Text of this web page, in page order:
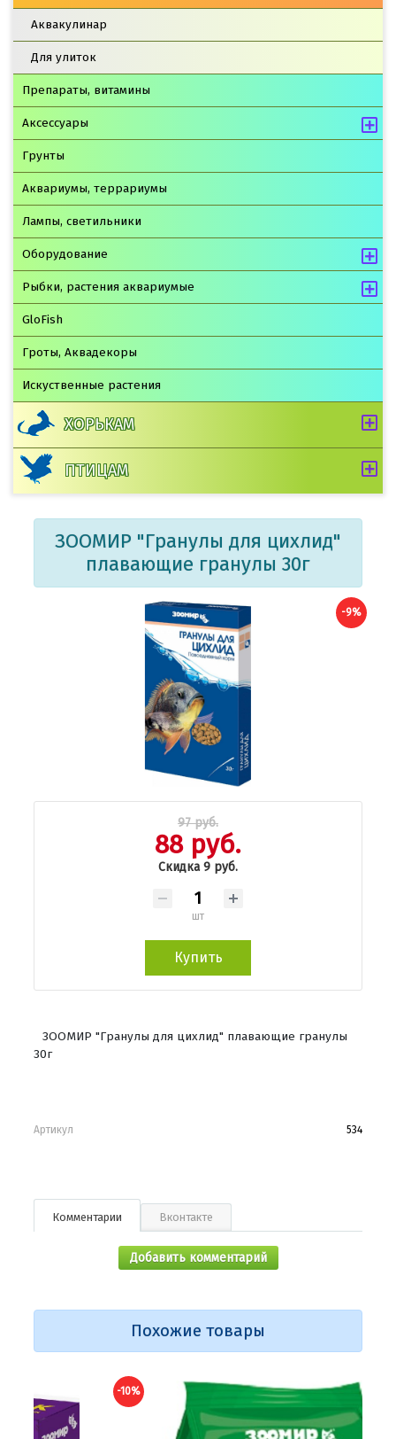
Аквакулинар
Для улиток
Препараты, витамины
Аксессуары
Грунты
Аквариумы, террариумы
Лампы, светильники
Оборудование
Рыбки, растения аквариумые
GloFish
Гроты, Аквадекоры
Искуственные растения
ХОРЬКАМ
ПТИЦАМ
ЗООМИР "Гранулы для цихлид"
плавающие гранулы 30г
-9%
97 руб.
88 руб.
Скидка 9 руб.
шт
Купить
ЗООМИР "Гранулы для цихлид" плавающие гранулы
30г
Артикул 534
Комментарии Вконтакте
Добавить комментарий
Похожие товары